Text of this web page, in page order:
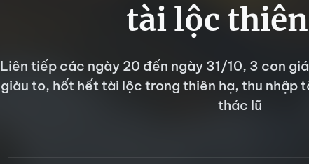
tài lộc
Liên tiếp các ngày 20 đến ngày 31/10, 3 con
giàu to, hốt hết tài lộc trong thiên hạ, thu nhập
thác lũ